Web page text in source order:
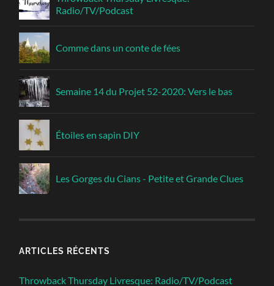
Radio/TV/Podcast
Comme dans un conte de fées
Semaine 14 du Projet 52-2020: Vers le bas
Étoiles en sapin DIY
Les Gorges du Cians - Petite et Grande Clues
ARTICLES RÉCENTS
Throwback Thursday Livresque: Radio/TV/Podcast